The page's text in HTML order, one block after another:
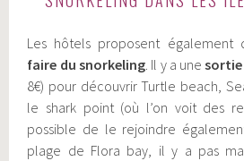
Les hôtels proposent également
faire du snorkeling. Il y a unesortie
8€) pour découvrir Turtle beach,
le shark point (où l’on voit des
possible de le rejoindre
plage de Flora bay, il y a pas